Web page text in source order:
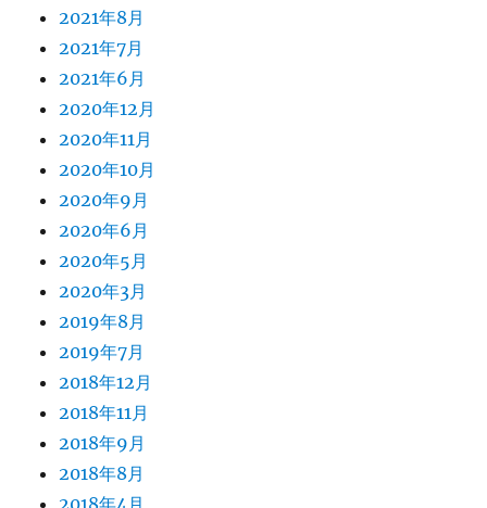
2021年8月
2021年7月
2021年6月
2020年12月
2020年11月
2020年10月
2020年9月
2020年6月
2020年5月
2020年3月
2019年8月
2019年7月
2018年12月
2018年11月
2018年9月
2018年8月